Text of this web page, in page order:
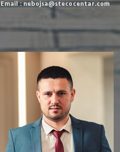
Email : nebojsa@stecocentar.com